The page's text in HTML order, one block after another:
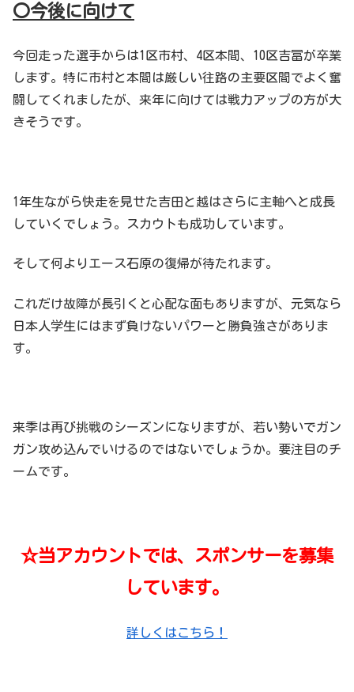
〇今後に向けて
今回走った選手からは1区市村、4区本間、10区吉冨が卒業
します。特に市村と本間は厳しい往路の主要区間でよく奮
闘してくれましたが、来年に向けては戦力アップの方が大
きそうです。
1年生ながら快走を見せた吉田と越はさらに主軸へと成長
していくでしょう。スカウトも成功しています。
そして何よりエース石原の復帰が待たれます。
これだけ故障が長引くと心配な面もありますが、元気なら
日本人学生にはまず負けないパワーと勝負強さがありま
す。
来季は再び挑戦のシーズンになりますが、若い勢いでガン
ガン攻め込んでいけるのではないでしょうか。要注目のチ
ームです。
☆当アカウントでは、スポンサーを募集
しています。
詳しくはこちら！